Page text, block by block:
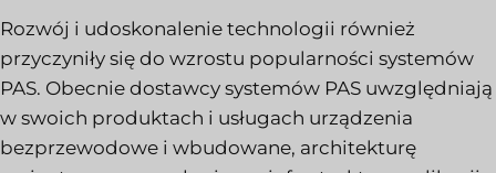
Rozwój i udoskonalenie technologii również
przyczyniły się do wzrostu popularności systemów
PAS. Obecnie dostawcy systemów PAS uwzględniają
w swoich produktach i usługach urządzenia
bezprzewodowe i wbudowane, architekturę